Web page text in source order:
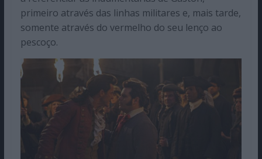
primeiro através das linhas militares e, mais tarde,
somente através do vermelho do seu lenço ao
pescoço.